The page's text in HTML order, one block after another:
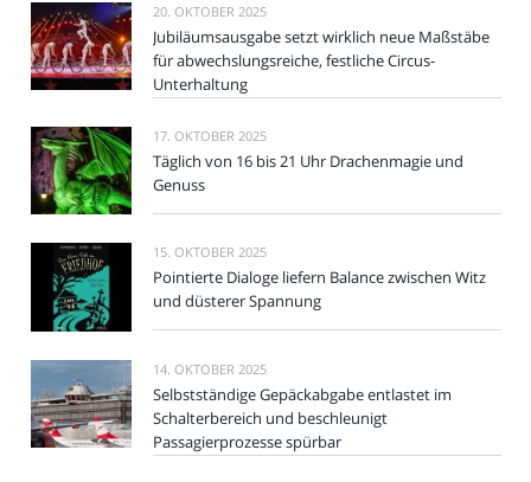
20. OKTOBER 2025
Jubiläumsausgabe setzt wirklich neue Maßstäbe
für abwechslungsreiche, festliche Circus-
Unterhaltung
17. OKTOBER 2025
Täglich von 16 bis 21 Uhr Drachenmagie und
Genuss
15. OKTOBER 2025
Pointierte Dialoge liefern Balance zwischen Witz
und düsterer Spannung
14. OKTOBER 2025
Selbstständige Gepäckabgabe entlastet im
Schalterbereich und beschleunigt
Passagierprozesse spürbar